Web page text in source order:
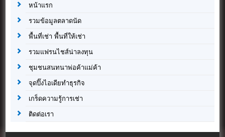
หน้าแรก
รวมข้อมูลตลาดนัด
พื้นที่เช่า พื้นที่ให้เช่า
รวมแฟรนไชส์น่าลงทุน
ชุมชนสนทนาพ่อค้าแม่ค้า
จุดปิ๊งไอเดียทำธุรกิจ
เกร็ดความรู้การเช่า
ติดต่อเรา